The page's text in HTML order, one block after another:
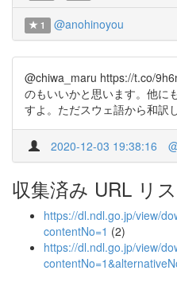
1 @anohinoyou
@chiwa_maru https://t.co/
のもいいかと思います。他に
すよ。ただスウェ語から和訳
2020-12-03 19:38:16
収集済み URL リ
https://dl.ndl.go.jp/view/
contentNo=1 (2)
https://dl.ndl.go.jp/view/